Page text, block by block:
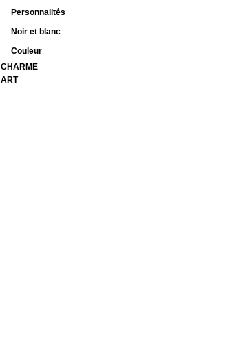
Personnalités
Noir et blanc
Couleur
CHARME
ART